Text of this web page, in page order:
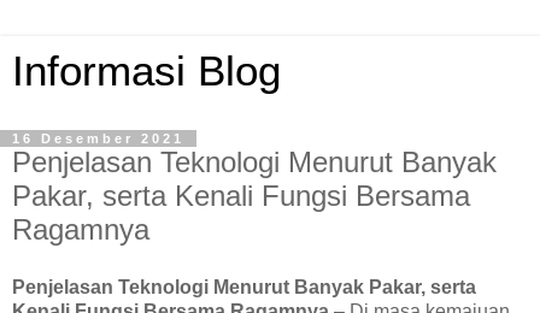
Informasi Blog
16 Desember 2021
Penjelasan Teknologi Menurut Banyak
Pakar, serta Kenali Fungsi Bersama
Ragamnya
Penjelasan Teknologi Menurut Banyak Pakar, serta